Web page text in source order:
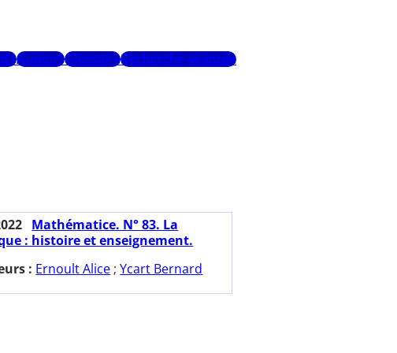
AuteursGlossaireRecherche avancée
Mathématice. N° 83. La
: histoire et enseignement.
: Ernoult Alice ;Ycart Bernard